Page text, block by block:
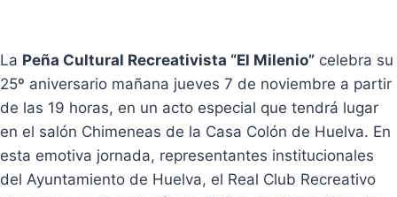
La Peña Cultural Recreativista “El Milenio” celebra su
25º aniversario mañana jueves 7 de noviembre a partir
de las 19 horas, en un acto especial que tendrá lugar
en el salón Chimeneas de la Casa Colón de Huelva. En
esta emotiva jornada, representantes institucionales
del Ayuntamiento de Huelva, el Real Club Recreativo